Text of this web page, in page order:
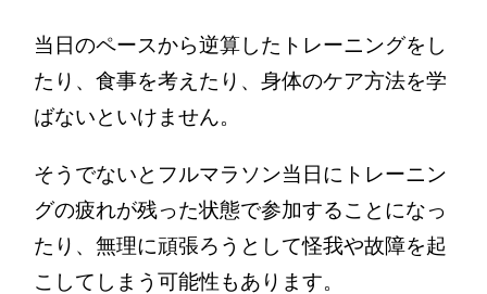
当日のペースから逆算したトレーニングをし
たり、食事を考えたり、身体のケア方法を学
ばないといけません。
そうでないとフルマラソン当日にトレーニン
グの疲れが残った状態で参加することになっ
たり、無理に頑張ろうとして怪我や故障を起
こしてしまう可能性もあります。